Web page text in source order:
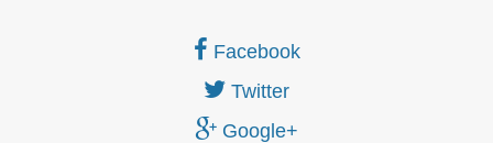
Facebook
Twitter
Google+